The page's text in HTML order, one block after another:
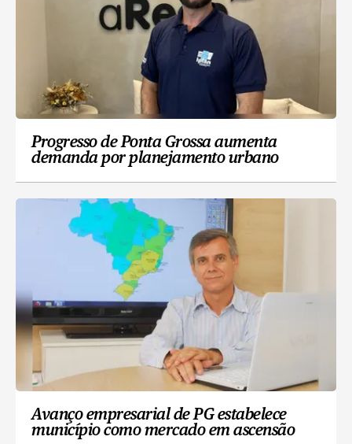
Progresso de Ponta Grossa aumenta
demanda por planejamento urbano
Avanço empresarial de PG estabelece
município como mercado em ascensão